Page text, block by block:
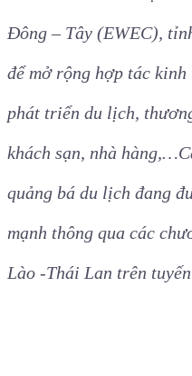
Thành viên trong đoàn
Luổng ở